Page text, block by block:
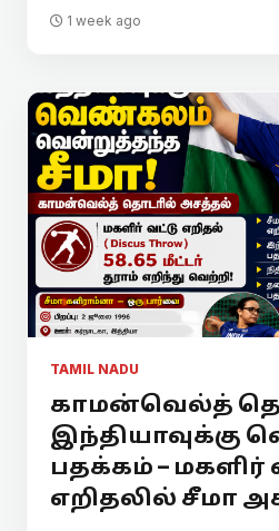
1 week ago
TAMIL NADU
காமன்வெல்த்
இந்தியாவுக்கு
பதக்கம் – மகளிர்
எறிதலில் சீமா